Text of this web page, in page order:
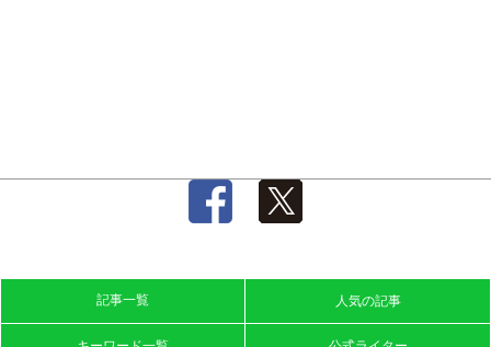
記事一覧 人気の記事